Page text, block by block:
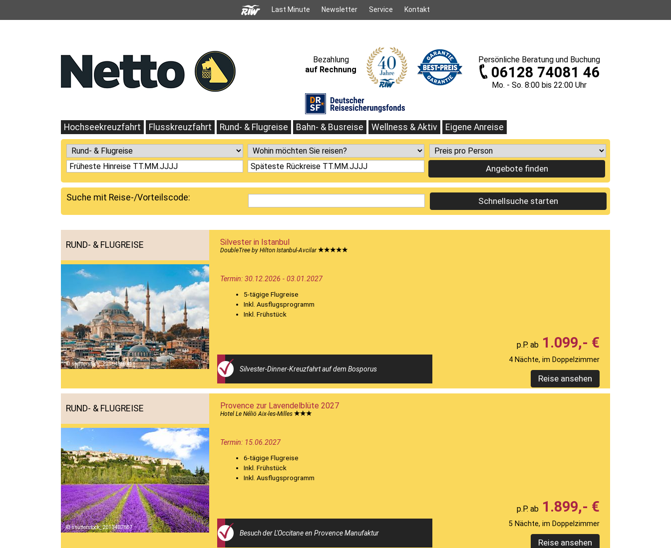
Last Minute Newsletter Service Kontakt
Persönliche Beratung und Buchung
06128 74081 46
Mo. - So. 8:00 bis 22:00 Uhr
Bezahlung
auf Rechnung
Hochseekreuzfahrt Flusskreuzfahrt Rund- & Flugreise Bahn- & Busreise Wellness & Aktiv Eigene Anreise
Angebote finden
Suche mit Reise-/Vorteilscode: Schnellsuche starten
RUND- & FLUGREISE
shutterstock_2176486941
Silvester in Istanbul
DoubleTree by Hilton Istanbul-Avcilar
Termin: 30.12.2026 - 03.01.2027
5-tägige Flugreise
Inkl. Ausflugsprogramm
Inkl. Frühstück
Silvester-Dinner-Kreuzfahrt auf dem Bosporus
1.099,- €
4 Nächte, im Doppelzimmer
Reise ansehen
RUND- & FLUGREISE
shutterstock_2013407867
Provence zur Lavendelblüte 2027
Hotel Le Néliö Aix-les-Milles
Termin: 15.06.2027
6-tägige Flugreise
Inkl. Frühstück
Inkl. Ausflugsprogramm
Besuch der L'Occitane en Provence Manufaktur
1.899,- €
5 Nächte, im Doppelzimmer
Reise ansehen